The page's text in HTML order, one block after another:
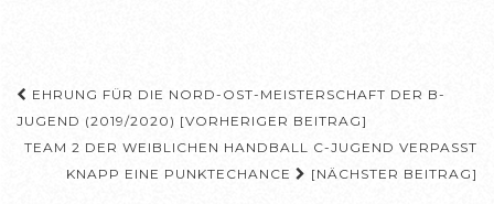
Beitragsnavigation
EHRUNG FÜR DIE NORD-OST-MEISTERSCHAFT DER B-
JUGEND (2019/2020) [VORHERIGER BEITRAG]
TEAM 2 DER WEIBLICHEN HANDBALL C-JUGEND VERPASST
KNAPP EINE PUNKTECHANCE
[NÄCHSTER BEITRAG]